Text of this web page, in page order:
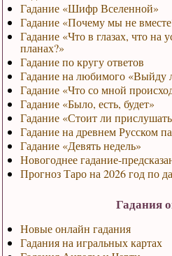
Гадание «Шифр Вселенной»
Гадание «Почему мы не
Гадание «Что в глазах, что на
планах?»
Гадание по кругу ответов
Гадание на любимого «Выйду
Гадание «Что со мной
Гадание «Было, есть, будет»
Гадание «Стоит ли
Гадание на древнем Русском
Гадание «Девять недель»
Новогоднее гадание-
Прогноз Таро на 2026 год по
Гадания
Новые онлайн гадания
Гадания на игральных картах